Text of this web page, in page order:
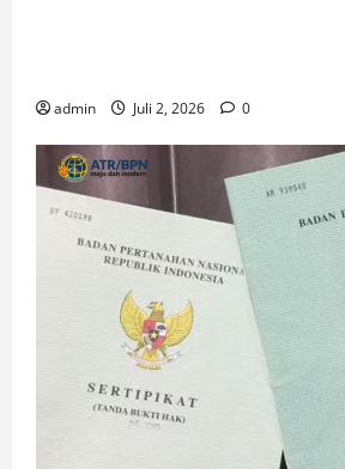
admin Juli 2, 2026 0